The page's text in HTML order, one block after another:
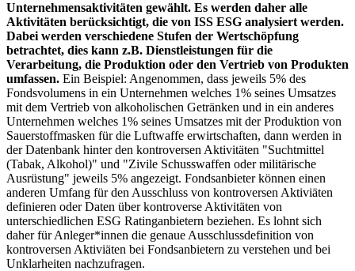
Unternehmensaktivitäten gewählt. Es werden daher alle
Aktivitäten berücksichtigt, die von ISS ESG analysiert werden.
Dabei werden verschiedene Stufen der Wertschöpfung
betrachtet, dies kann z.B. Dienstleistungen für die
Verarbeitung, die Produktion oder den Vertrieb von Produkten
umfassen. Ein Beispiel: Angenommen, dass jeweils 5% des
Fondsvolumens in ein Unternehmen welches 1% seines Umsatzes
mit dem Vertrieb von alkoholischen Getränken und in ein anderes
Unternehmen welches 1% seines Umsatzes mit der Produktion von
Sauerstoffmasken für die Luftwaffe erwirtschaften, dann werden in
der Datenbank hinter den kontroversen Aktivitäten "Suchtmittel
(Tabak, Alkohol)" und "Zivile Schusswaffen oder militärische
Ausrüstung" jeweils 5% angezeigt. Fondsanbieter können einen
anderen Umfang für den Ausschluss von kontroversen Aktiviäten
definieren oder Daten über kontroverse Aktivitäten von
unterschiedlichen ESG Ratinganbietern beziehen. Es lohnt sich
daher für Anleger*innen die genaue Ausschlussdefinition von
kontroversen Aktiviäten bei Fondsanbietern zu verstehen und bei
Unklarheiten nachzufragen.